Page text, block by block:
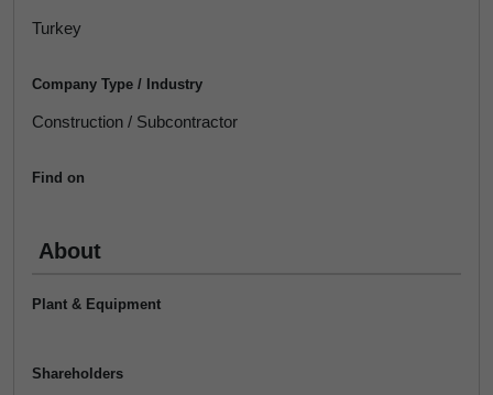
Turkey
Company Type / Industry
Construction / Subcontractor
Find on
About
Plant & Equipment
Shareholders